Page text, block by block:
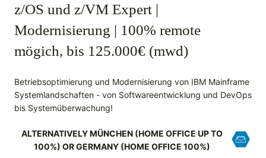
z/OS und z/VM Expert |
Modernisierung | 100% remote
mögich, bis 125.000€ (mwd)
Betriebsoptimierung und Modernisierung von IBM Mainframe
Systemlandschaften - von Softwareentwicklung und DevOps
bis Systemüberwachung!
ALTERNATIVELY MÜNCHEN (HOME OFFICE UP TO
100%) OR GERMANY (HOME OFFICE 100%)